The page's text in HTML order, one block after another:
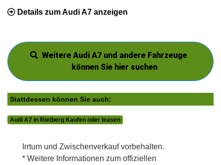
Details zum Audi A7 anzeigen
Weitere Audi A7 und andere Fahrzeuge
können Sie hier suchen
Stattdessen können Sie auch:
Audi A7 in Rietberg Kaufen oder leasen
Irrtum und Zwischenverkauf vorbehalten.
* Weitere Informationen zum offiziellen